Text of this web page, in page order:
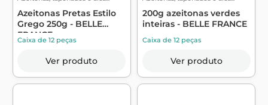
Azeitonas Pretas Estilo
Grego 250g - BELLE
FRANCE
Caixa de 12 peças
Ver produto
200g azeitonas verdes
inteiras - BELLE FRANCE
Caixa de 12 peças
Ver produto